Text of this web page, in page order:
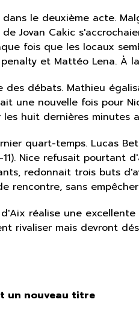
le deuxième acte.
Jovan Cakic
fois que les locaux
et Mattéo Lena. À
débats. Mathieu
une nouvelle fois pour
huit dernières minutes
quart-temps. Lucas
Nice refusait pourtant
redonnait trois buts
rencontre, sans
réalise une
rivaliser mais devront
un nouveau titre